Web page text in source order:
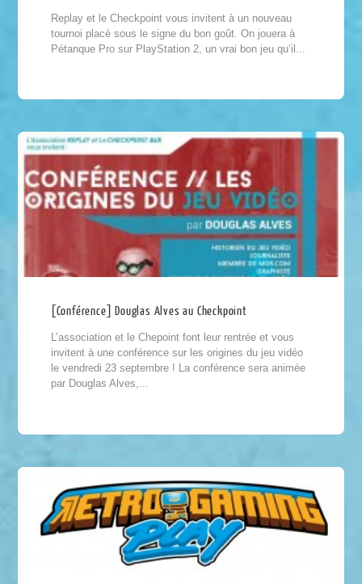
Replay et le Checkpoint vous invitent à un nouveau
tournoi placé sous le signe du bon goût. On jouera à
Pétanque Pro sur PlayStation 2, un vrai bon jeu qu’il...
[Conférence] Douglas Alves au Checkpoint
L’association et le Chepoint font leur rentrée et vous
invitent à une conférence sur les origines du jeu vidéo
le vendredi 23 septembre ! La conférence sera animée
par Douglas Alves,...